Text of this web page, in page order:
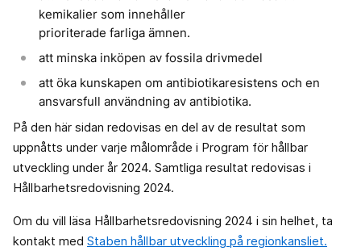
kemikalier som innehåller
prioriterade farliga ämnen.
att minska inköpen av fossila drivmedel
att öka kunskapen om antibiotikaresistens och en
ansvarsfull användning av antibiotika.
På den här sidan redovisas en del av de resultat som
uppnåtts under varje målområde i Program för hållbar
utveckling under år 2024. Samtliga resultat redovisas i
Hållbarhetsredovisning 2024.
Om du vill läsa Hållbarhetsredovisning 2024 i sin helhet, ta
kontakt med Staben hållbar utveckling på regionkansliet.